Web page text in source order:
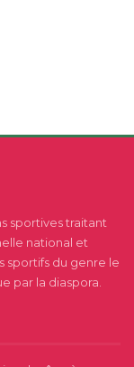
sportives traitant
national et
sportifs du genre le
par la diaspora.